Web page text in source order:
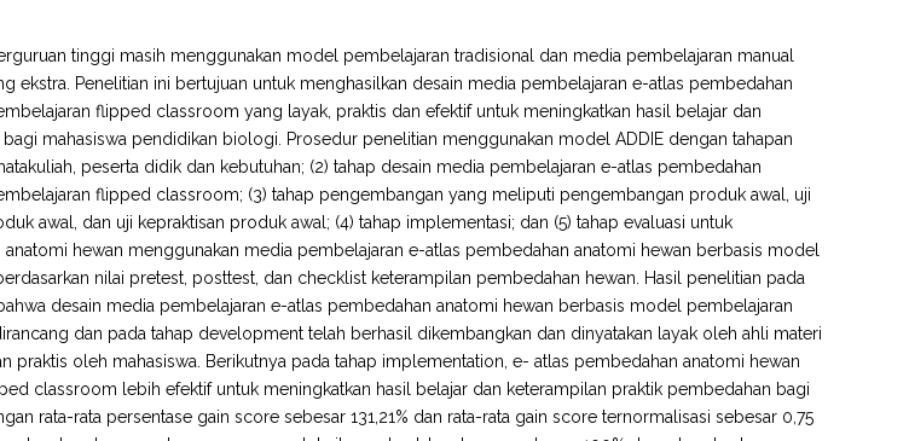
tinggi masih menggunakan model pembelajaran tradisional dan media pembelajaran manual
ekstra. Penelitian ini bertujuan untuk menghasilkan desain media pembelajaran e-atlas pembedahan
flipped classroom yang layak, praktis dan efektif untuk meningkatkan hasil belajar dan
mahasiswa pendidikan biologi. Prosedur penelitian menggunakan model ADDIE dengan tahapan
peserta didik dan kebutuhan; (2) tahap desain media pembelajaran e-atlas pembedahan
flipped classroom; (3) tahap pengembangan yang meliputi pengembangan produk awal, uji
awal, dan uji kepraktisan produk awal; (4) tahap implementasi; dan (5) tahap evaluasi untuk
hewan menggunakan media pembelajaran e-atlas pembedahan anatomi hewan berbasis model
nilai pretest, posttest, dan checklist keterampilan pembedahan hewan. Hasil penelitian pada
desain media pembelajaran e-atlas pembedahan anatomi hewan berbasis model pembelajaran
dan pada tahap development telah berhasil dikembangkan dan dinyatakan layak oleh ahli materi
praktis oleh mahasiswa. Berikutnya pada tahap implementation, e- atlas pembedahan anatomi hewan
classroom lebih efektif untuk meningkatkan hasil belajar dan keterampilan praktik pembedahan bagi
rata-rata persentase gain score sebesar 131,21% dan rata-rata gain score ternormalisasi sebesar 0,75